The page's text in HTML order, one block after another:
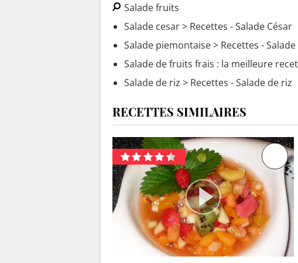
Salade fruits
Salade cesar> Recettes - Salade César
Salade piemontaise> Recettes -
Salade de fruits frais : la meilleure
Salade de riz > Recettes - Salade de riz
RECETTES SIMILAIRES